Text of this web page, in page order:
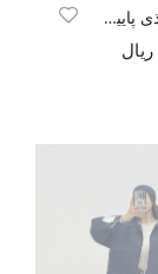
مانتو جین کاغذی پایین هلال TR